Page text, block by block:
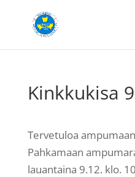
Kinkkukisa
Tervetuloa
Pahkamaan
lauantaina 9.12. klo.